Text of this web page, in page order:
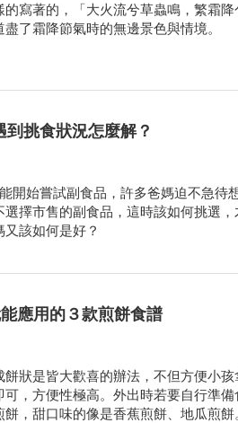
寫著的，「大火流兮草蟲鳴，繁霜
了霜降節氣時的無邊景色與情境。
挑食狀況怎麼解？
開始嘗試副食品，許多爸媽迫不急待
擇市售的副食品，這時該如何挑選
該如何是好？
應用的３款煎餅食譜
狀是皆大歡喜的辦法，不但方便小
，方便性極高。外出時若要自行準
，甜口味的像是香蕉煎餅、地瓜煎餅